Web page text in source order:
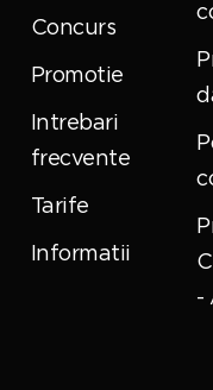
Concurs
Promotie
Intrebari
frecvente
Tarife
Informatii
-